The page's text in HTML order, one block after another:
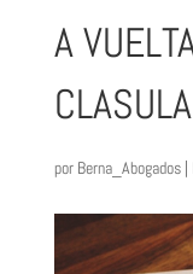
A
por Berna_Abogados|